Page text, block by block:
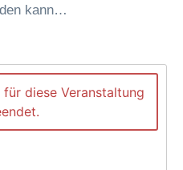
kann…
diese Veranstaltung